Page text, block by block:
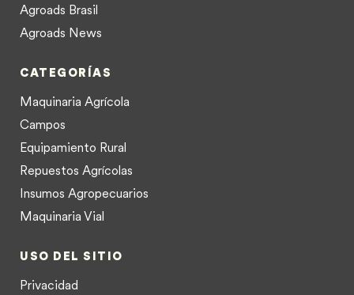
Agroads Brasil
Agroads News
CATEGORÍAS
Maquinaria Agrícola
Campos
Equipamiento Rural
Repuestos Agrícolas
Insumos Agropecuarios
Maquinaria Vial
USO DEL SITIO
Privacidad